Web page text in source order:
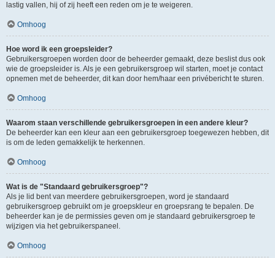
lastig vallen, hij of zij heeft een reden om je te weigeren.
Omhoog
Hoe word ik een groepsleider?
Gebruikersgroepen worden door de beheerder gemaakt, deze beslist dus ook
wie de groepsleider is. Als je een gebruikersgroep wil starten, moet je contact
opnemen met de beheerder, dit kan door hem/haar een privébericht te sturen.
Omhoog
Waarom staan verschillende gebruikersgroepen in een andere kleur?
De beheerder kan een kleur aan een gebruikersgroep toegewezen hebben, dit
is om de leden gemakkelijk te herkennen.
Omhoog
Wat is de "Standaard gebruikersgroep"?
Als je lid bent van meerdere gebruikersgroepen, word je standaard
gebruikersgroep gebruikt om je groepskleur en groepsrang te bepalen. De
beheerder kan je de permissies geven om je standaard gebruikersgroep te
wijzigen via het gebruikerspaneel.
Omhoog